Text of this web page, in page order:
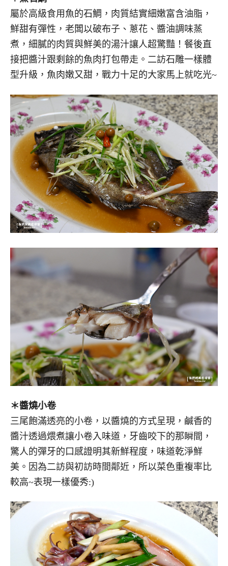
屬於高級食用魚的石鯛，肉質結實細嫩富含油脂，
鮮甜有彈性，老闆以破布子、蔥花、醬油調味蒸
煮，細膩的肉質與鮮美的湯汁讓人超驚豔！餐後直
接把醬汁跟剩餘的魚肉打包帶走。二訪石雕一樣體
型升級，魚肉嫩又甜，戰力十足的大家馬上就吃光~
＊醬燒小卷
三尾飽滿透亮的小卷，以醬燒的方式呈現，鹹香的
醬汁透過煨煮讓小卷入味道，牙齒咬下的那瞬間，
驚人的彈牙的口感證明其新鮮程度，味道乾淨鮮
美。因為二訪與初訪時間鄰近，所以菜色重複率比
較高~表現一樣優秀:)